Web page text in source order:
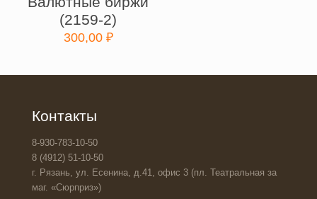
(2159-2)
300,00 ₽
Контакты
8-930-783-10-50
8 (4912) 51-10-50
г. Рязань, ул. Есенина, д.41, офис 3 (пл. Театральная за
маг. «Сюрприз»)